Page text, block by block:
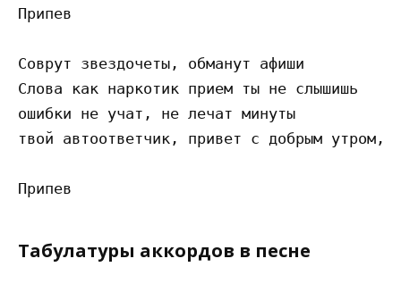
Припев
Соврут звездочеты, обманут афиши
Слова как наркотик прием ты не слышишь
ошибки не учат, не лечат минуты
твой автоответчик, привет с добрым утром,
Табулатуры аккордов в песне